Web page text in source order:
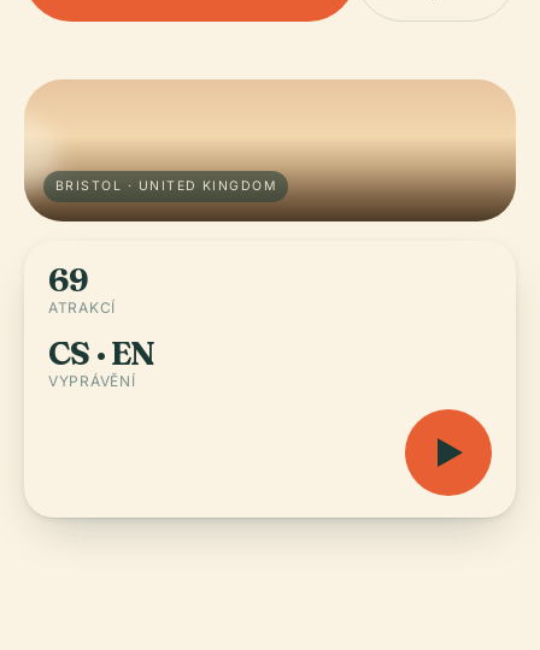
BRISTOL · UNITED KINGDOM
69
ATRAKCÍ
CS · EN
VYPRÁVĚNÍ